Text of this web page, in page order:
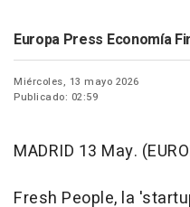
Europa Press Economía
Miércoles, 13 mayo 2026
Publicado: 02:59
MADRID 13 May.
Fresh People, la